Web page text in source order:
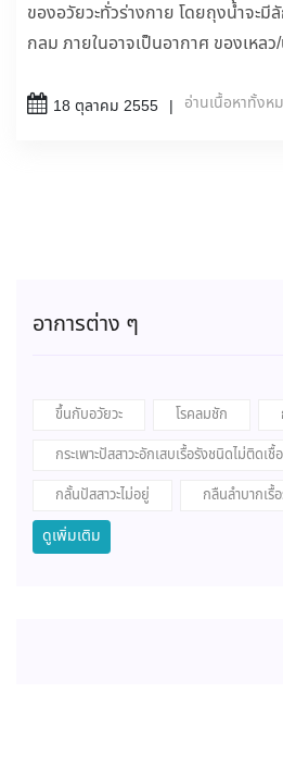
ของอวัยวะทั่วร่างกาย โดยถุงน้ำจะ
กลม ภายในอาจเป็นอากาศ ของเหลว
18 ตุลาคม 2555 อ่านเนื้อหาทั้งห
อาการต่าง ๆ
ขึ้นกับอวัยวะ โรคลมชัก
กระเพาะปัสสาวะอักเสบเรื้อรังชนิดไม่ติดเชื้อ
กลั้นปัสสาวะไม่อยู่
กลืนลำบากเรื้
ดูเพิ่มเติม